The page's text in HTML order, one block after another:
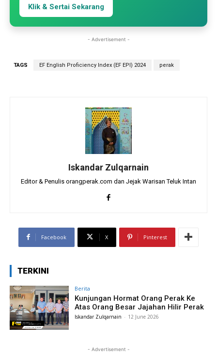
Klik & Sertai Sekarang
- Advertisement -
TAGS EF English Proficiency Index (EF EPI) 2024 perak
Iskandar Zulqarnain
Editor & Penulis orangperak.com dan Jejak Warisan Teluk Intan
Facebook X Pinterest
TERKINI
Berita
Kunjungan Hormat Orang Perak Ke
Atas Orang Besar Jajahan Hilir Perak
Iskandar Zulqarnain - 12 June 2026
- Advertisement -